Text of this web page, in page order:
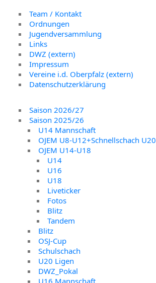
Team / Kontakt
Ordnungen
Jugendversammlung
Links
DWZ (extern)
Impressum
Vereine i.d. Oberpfalz (extern)
Datenschutzerklärung
Saison 2026/27
Saison 2025/26
U14 Mannschaft
OJEM U8-U12+Schnellschach U20
OJEM U14-U18
U14
U16
U18
Liveticker
Fotos
Blitz
Tandem
Blitz
OSJ-Cup
Schulschach
U20 Ligen
DWZ_Pokal